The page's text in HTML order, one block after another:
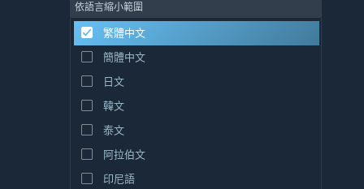
依語言縮小範圍
繁體中文
簡體中文
日文
韓文
泰文
阿拉伯文
印尼語